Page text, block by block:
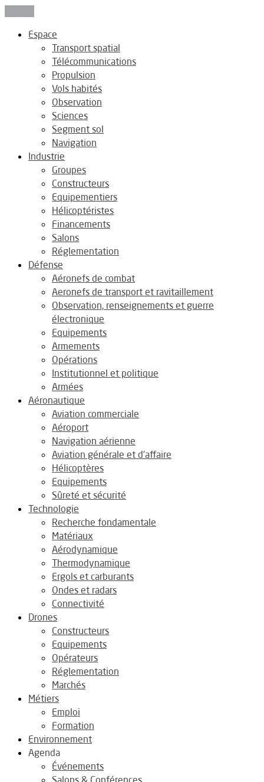
Espace
Transport spatial
Télécommunications
Propulsion
Vols habités
Observation
Sciences
Segment sol
Navigation
Industrie
Groupes
Constructeurs
Equipementiers
Hélicoptéristes
Financements
Salons
Réglementation
Défense
Aéronefs de combat
Aeronefs de transport et ravitaillement
Observation, renseignements et guerre
électronique
Equipements
Armements
Opérations
Institutionnel et politique
Armées
Aéronautique
Aviation commerciale
Aéroport
Navigation aérienne
Aviation générale et d’affaire
Hélicoptères
Equipements
Sûreté et sécurité
Technologie
Recherche fondamentale
Matériaux
Aérodynamique
Thermodynamique
Ergols et carburants
Ondes et radars
Connectivité
Drones
Constructeurs
Equipements
Opérateurs
Réglementation
Marchés
Métiers
Emploi
Formation
Environnement
Agenda
Événements
Salons & Conférences